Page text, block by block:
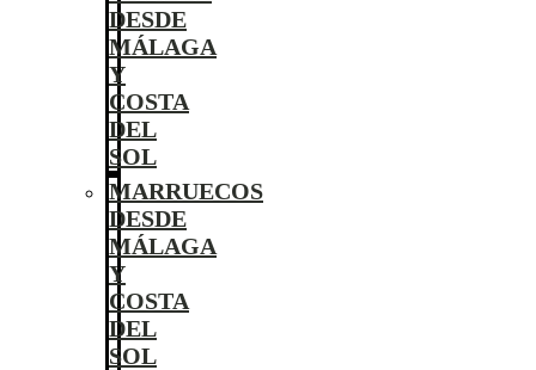
DESDE
MÁLAGA
Y
COSTA
DEL
SOL
MARRUECOS
DESDE
MÁLAGA
Y
COSTA
DEL
SOL